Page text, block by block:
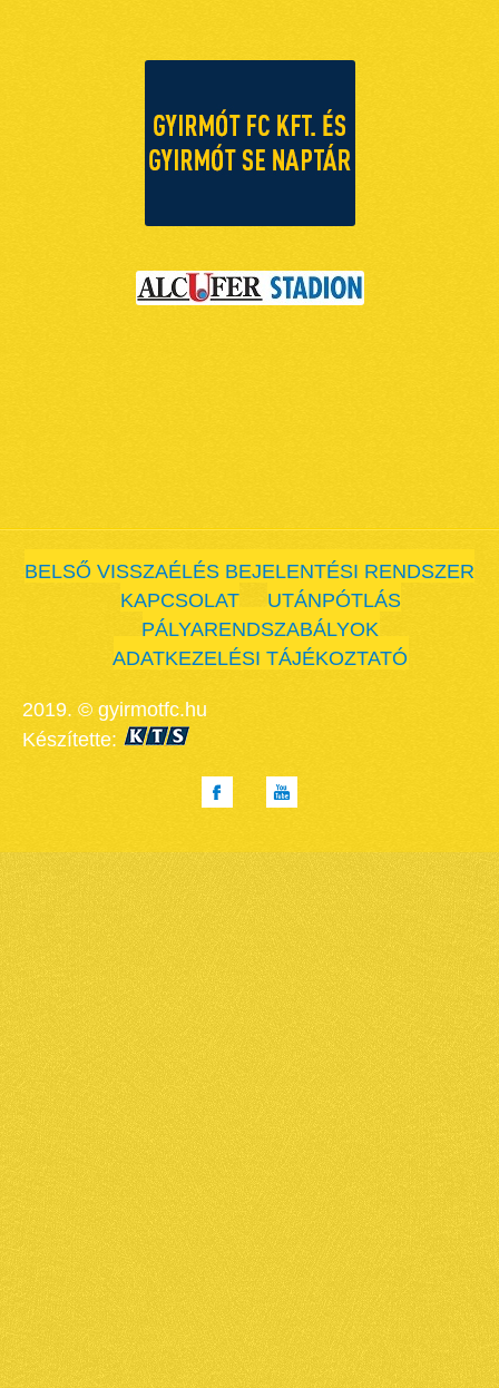
BELSŐ VISSZAÉLÉS BEJELENTÉSI RENDSZER
KAPCSOLAT
UTÁNPÓTLÁS
PÁLYARENDSZABÁLYOK
ADATKEZELÉSI TÁJÉKOZTATÓ
2019. © gyirmotfc.hu
Készítette: